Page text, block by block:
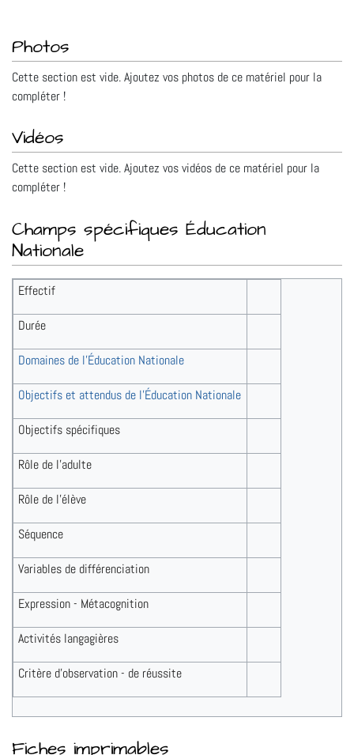
Photos
Cette section est vide. Ajoutez vos photos de ce matériel pour la
compléter !
Vidéos
Cette section est vide. Ajoutez vos vidéos de ce matériel pour la
compléter !
Champs spécifiques Éducation
Nationale
Effectif
Durée
Domaines de l'Éducation Nationale
Objectifs et attendus de l'Éducation Nationale
Objectifs spécifiques
Rôle de l'adulte
Rôle de l'élève
Séquence
Variables de différenciation
Expression - Métacognition
Activités langagières
Critère d'observation - de réussite
Fiches imprimables